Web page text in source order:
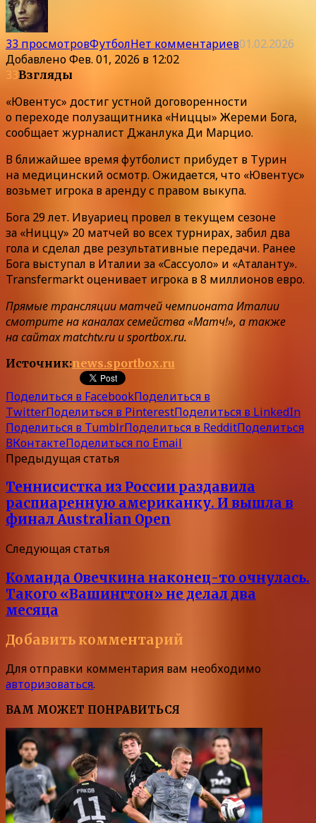
33 просмотровФутболНет комментариев01.02.2026
ДобавленоФев. 01, 2026 в 12:02
33Взгляды
«Ювентус» достиг устной договоренности
о переходе полузащитника «Ниццы» Жереми Бога,
сообщает журналист Джанлука Ди Марцио.
В ближайшее время футболист прибудет в Турин
на медицинский осмотр. Ожидается, что «Ювентус»
возьмет игрока в аренду с правом выкупа.
Бога 29 лет. Ивуариец провел в текущем сезоне
за «Ниццу» 20 матчей во всех турнирах, забил два
гола и сделал две результативные передачи. Ранее
Бога выступал в Италии за «Сассуоло» и «Аталанту».
Transfermarkt оценивает игрока в 8 миллионов евро.
Прямые трансляции матчей чемпионата Италии
смотрите на каналах семейства «Матч!», а также
на сайтах matchtv.ru и sportbox.ru.
Источник:news.sportbox.ru
Поделиться в FacebookПоделиться в
TwitterПоделиться в PinterestПоделиться в LinkedIn
Поделиться в TumblrПоделиться в RedditПоделиться
ВКонтактеПоделиться по Email
Предыдущая статья
Теннисистка из России раздавила
распиаренную американку. И вышла в
финал Australian Open
Следующая статья
Команда Овечкина наконец-то очнулась.
Такого «Вашингтон» не делал два
месяца
Добавить комментарий
Для отправки комментария вам необходимо
авторизоваться.
ВАМ МОЖЕТ ПОНРАВИТЬСЯ